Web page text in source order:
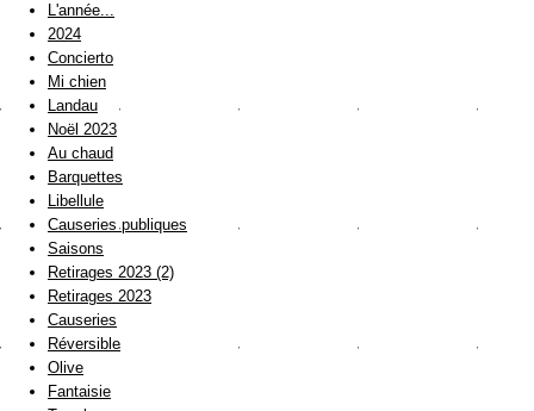
L'année...
2024
Concierto
Mi chien
Landau
Noël 2023
Au chaud
Barquettes
Libellule
Causeries publiques
Saisons
Retirages 2023 (2)
Retirages 2023
Causeries
Réversible
Olive
Fantaisie